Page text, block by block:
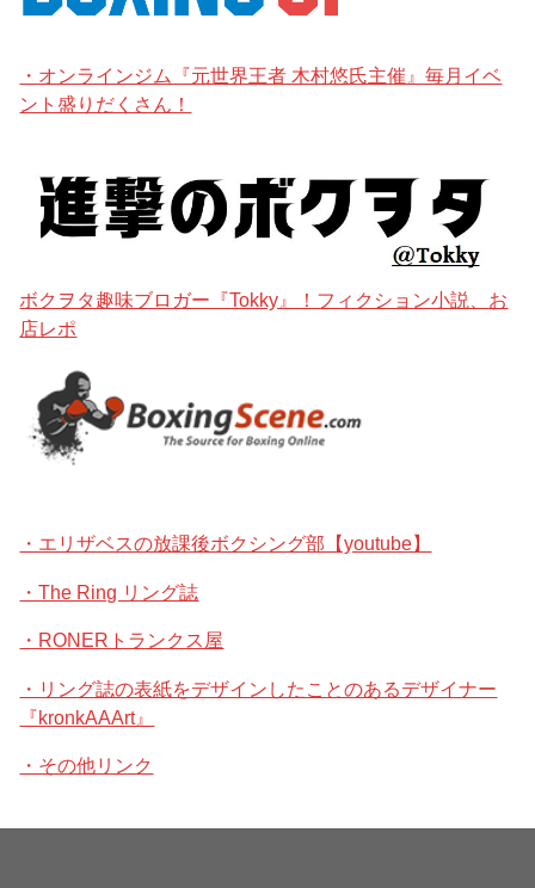
・オンラインジム『元世界王者 木村悠氏主催』毎月イベ
ント盛りだくさん！
ボクヲタ趣味ブロガー『Tokky』！フィクション小説、お
店レポ
・エリザベスの放課後ボクシング部【youtube】
・The Ring リング誌
・RONERトランクス屋
・リング誌の表紙をデザインしたことのあるデザイナー
『kronkAAArt』
・その他リンク